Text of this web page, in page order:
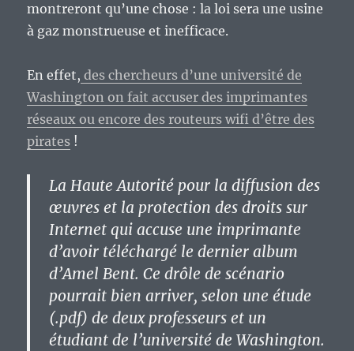
montreront qu’une chose : la loi sera une usine
à gaz monstrueuse et inefficace.
En effet, des chercheurs d’une université de
Washington on fait accuser des imprimantes
réseaux ou encore des routeurs wifi d’être des
pirates !
La Haute Autorité pour la diffusion des
œuvres et la protection des droits sur
Internet qui accuse une imprimante
d’avoir téléchargé le dernier album
d’Amel Bent. Ce drôle de scénario
pourrait bien arriver, selon une étude
(.pdf) de deux professeurs et un
étudiant de l’université de Washington.